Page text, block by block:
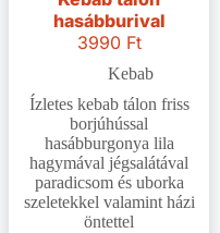
hasábburival
3990 Ft
Kebab
Ízletes kebab tálon friss
borjúhússal
hasábburgonya lila
hagymával jégsalátával
paradicsom és uborka
szeletekkel valamint házi
öntettel